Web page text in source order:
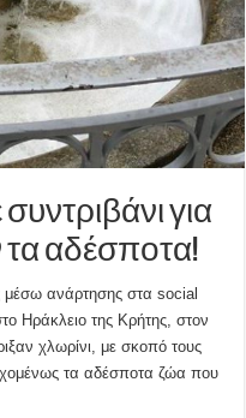
για
αδέσποτα!
μέσω ανάρτησης στα social
Ηράκλειο της Κρήτης, στον
χλωρίνι, με σκοπό τους
τα αδέσποτα ζώα που